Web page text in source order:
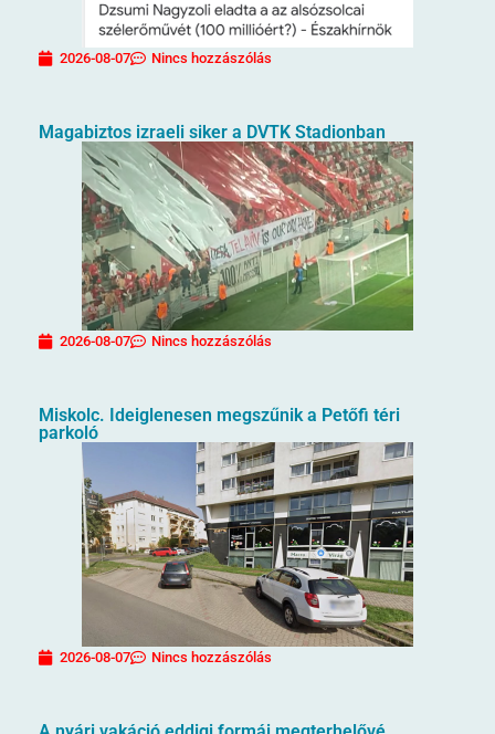
2026-08-07 Nincs hozzászólás
Magabiztos izraeli siker a DVTK Stadionban
2026-08-07 Nincs hozzászólás
Miskolc. Ideiglenesen megszűnik a Petőfi téri
parkoló
2026-08-07 Nincs hozzászólás